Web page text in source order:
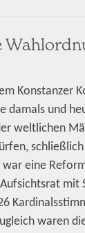
Konstanzer
damals und
weltlichen
eine
mit
waren